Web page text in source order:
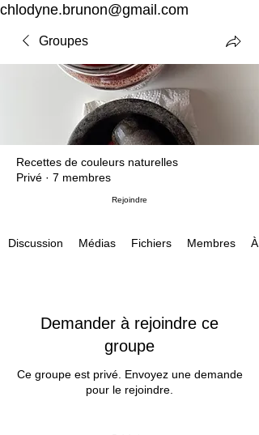
chlodyne.brunon@gmail.com
Groupes
Recettes de couleurs naturelles
Privé · 7 membres
Rejoindre
Discussion Médias Fichiers Membres
Demander à rejoindre ce
groupe
Ce groupe est privé. Envoyez une demande
pour le rejoindre.